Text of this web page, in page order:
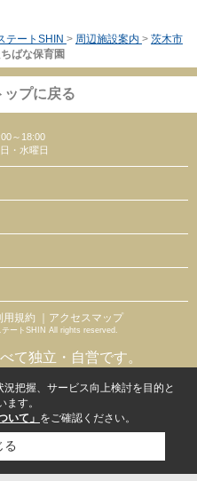
テートSHIN > 周辺施設案内 > 茨木市
ばな保育園
ップに戻る
～18:00
・水曜日
用規約 ｜アクセスマップ
ートSHIN All rights reserved.
て独立・自営です。
把握、サービス向上検討を目的と
す。
いて」 をご確認ください。
る